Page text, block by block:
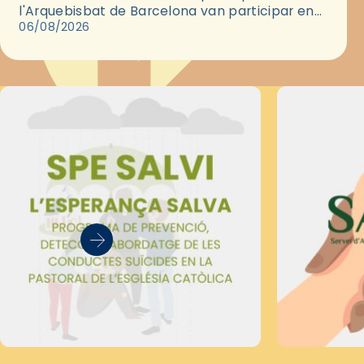
l'Arquebisbat de Barcelona van participar en
les convivències Be Apostle, organitzades pel
06/08/2026